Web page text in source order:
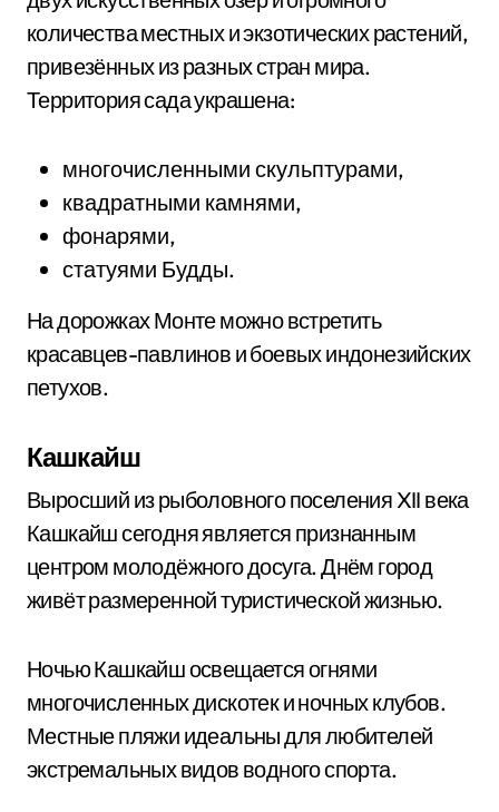
количества местных и экзотических растений,
привезённых из разных стран мира.
Территория сада украшена:
многочисленными скульптурами,
квадратными камнями,
фонарями,
статуями Будды.
На дорожках Монте можно встретить
красавцев-павлинов и боевых индонезийских
петухов.
Кашкайш
Выросший из рыболовного поселения XII века
Кашкайш сегодня является признанным
центром молодёжного досуга. Днём город
живёт размеренной туристической жизнью.
Ночью Кашкайш освещается огнями
многочисленных дискотек и ночных клубов.
Местные пляжи идеальны для любителей
экстремальных видов водного спорта.